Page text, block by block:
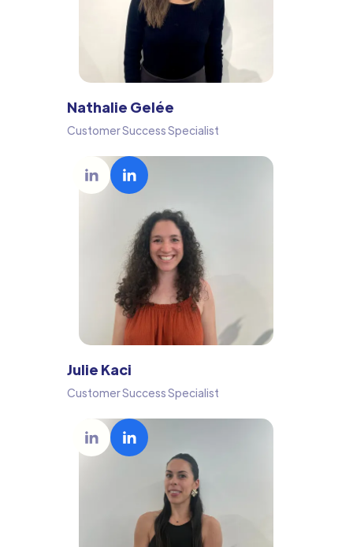
Nathalie Gelée
Customer Success Specialist
Julie Kaci
Customer Success Specialist